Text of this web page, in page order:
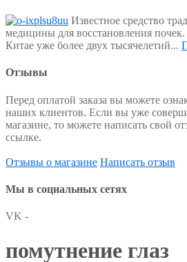
Известное средство
медицины для восстановления
Китае уже более двух тысячелетий...
Отзывы
Перед оплатой заказа вы можете
наших клиентов. Если вы уже
магазине, то можете написать свой
ссылке.
Отзывы о магазине Написать отзыв
Мы в социальных сетях
VK -
помутнение глаз